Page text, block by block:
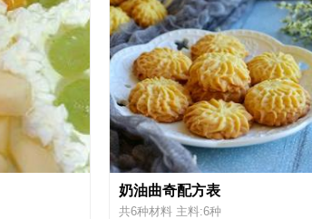
奶油曲奇配方表
共6种材料 主料:6种